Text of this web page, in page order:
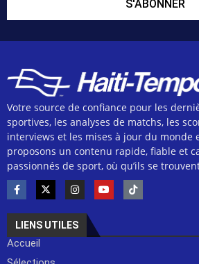
S'ABONNER
Votre source de confiance pour les
sportives, les analyses de matchs, les
interviews et les mises à jour du monde
proposons un contenu rapide, fiable et
passionnés de sport, où qu’ils se
LIENS UTILES
Accueil